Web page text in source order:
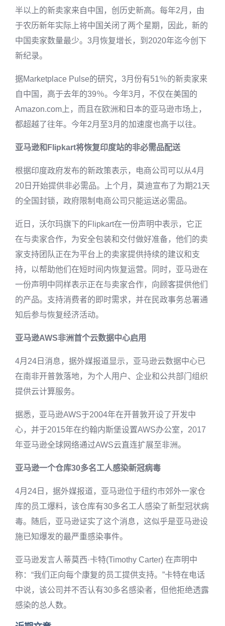
半以上的新卖家来自中国，创历史新高。每年2月，由
于农历新年实际上将中国关闭了两个星期，因此，新的
中国卖家数量最少。3月恢复增长，到2020年迄今创下
新纪录。
据Marketplace Pulse的研究，3月份有51％的新卖家来
自中国，高于去年的39％。今年3月，不仅在美国的
Amazon.com上，而且在欧洲和日本的亚马逊市场上，
都超越了往年。今年2月至3月的加速度也高于以往。
亚马逊和Flipkart将恢复印度站的非必需品配送
根据印度政府发布的新政策表示，电商公司可以从4月
20日开始提供非必需品。上个月，莫迪宣布了为期21天
的全国封锁，政府限制电商公司只能运送必需品。
近日，沃尔玛旗下的Flipkart在一份声明中表示，它正
在与卖家合作，为安全包装和交付做好准备，他们的卖
家支持团队正在为平台上的卖家提供持续的建议和支
持，以帮助他们在短时间内恢复运营。同时，亚马逊在
一份声明中同样表示正在与卖家合作，向顾客提供他们
的产品。支持消费者的即时需求，并在民政事务总署通
知后参与恢复经济活动。
亚马逊AWS非洲首个云数据中心启用
4月24日消息，据外媒报道显示，亚马逊云数据中心已
在南非开普敦落地，为个人用户、企业和公共部门组织
提供云计算服务。
据悉，亚马逊AWS于2004年在开普敦开设了开发中
心，并于2015年在约翰内斯堡设置AWS办公室，2017
年亚马逊全球网络通过AWS云直连扩展至非洲。
亚马逊一个仓库30多名工人感染新冠病毒
4月24日，据外媒报道，亚马逊位于纽约市郊外一家仓
库的员工爆料，该仓库有30多名工人感染了新型冠状病
毒。随后，亚马逊证实了这个消息，这似乎是亚马逊设
施已知爆发的最严重感染事件。
亚马逊发言人蒂莫西·卡特(Timothy Carter) 在声明中
称：“我们正向每个康复的员工提供支持。”卡特在电话
中说，该公司并不否认有30多名感染者，但他拒绝透露
感染的总人数。